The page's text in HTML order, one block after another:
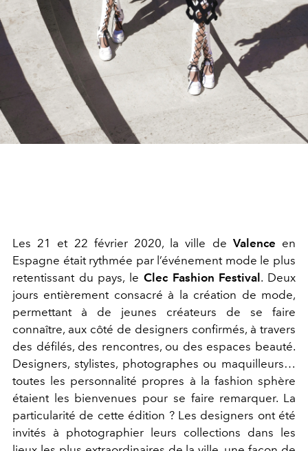
Les 21 et 22 février 2020, la ville de Valence en
Espagne était rythmée par l’événement mode le plus
retentissant du pays, le Clec Fashion Festival . Deux
jours entièrement consacré à la création de mode,
permettant à de jeunes créateurs de se faire
connaître, aux côté de designers confirmés, à travers
des défilés, des rencontres, ou des espaces beauté.
Designers, stylistes, photographes ou maquilleurs…
toutes les personnalité propres à la fashion sphère
étaient les bienvenues pour se faire remarquer. La
particularité de cette édition ? Les designers ont été
invités à photographier leurs collections dans les